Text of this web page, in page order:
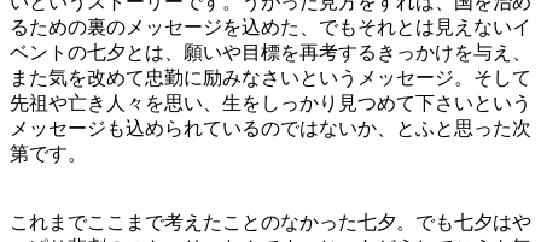
るための裏のメッセージを込めた、でもそれとは見えないイ
ベントの七夕とは、願いや目標を再考するきっかけを与え、
また気を改めて忠勤に励みなさいというメッセージ。そして
先祖や亡き人々を思い、生をしっかり見つめて下さいという
メッセージも込められているのではないか、とふと思った次
第です。
これまでここまで考えたことのなかった七夕。でも七夕はや